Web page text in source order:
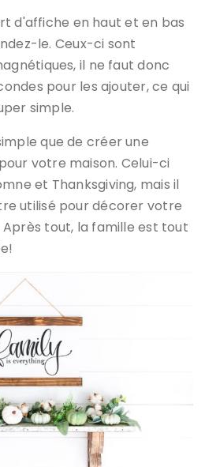
d'affiche en haut et en bas
le. Ceux-ci sont
il ne faut donc
pour les ajouter, ce qui
simple.
que de créer une
votre maison. Celui-ci
et Thanksgiving, mais il
utilisé pour décorer votre
tout, la famille est tout